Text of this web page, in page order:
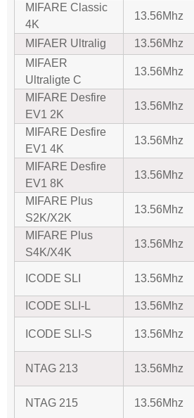
MIFARE Classic
4K
13.56Mhz
MIFAER Ultralig
13.56Mhz
MIFAER
Ultraligte C
13.56Mhz
MIFARE Desfire
EV1 2K
13.56Mhz
MIFARE Desfire
EV1 4K
13.56Mhz
MIFARE Desfire
EV1 8K
13.56Mhz
MIFARE Plus
S2K/X2K
13.56Mhz
MIFARE Plus
S4K/X4K
13.56Mhz
ICODE SLI 13.56Mhz
ICODE SLI-L
13.56Mhz
ICODE SLI-S 13.56Mhz
NTAG 213 13.56Mhz
NTAG 215 13.56Mhz